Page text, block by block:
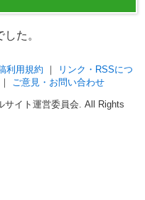
た。
利用規約
リンク・RSSにつ
ご意見・お問い合わせ
サイト運営委員会. All Rights